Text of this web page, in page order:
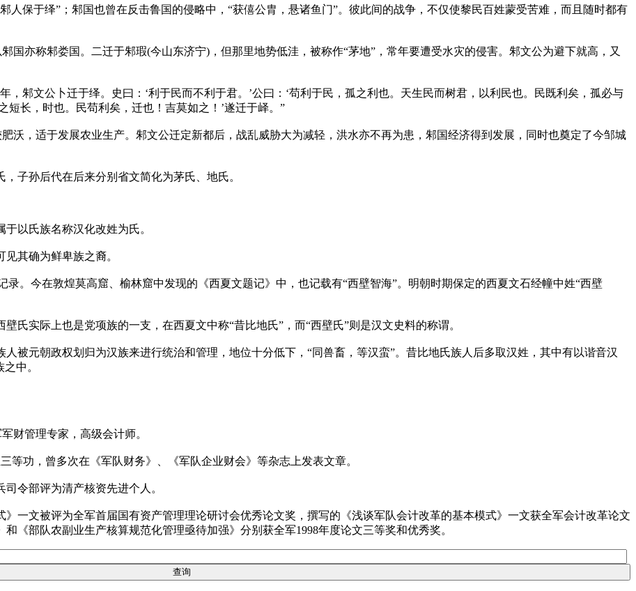
人保于绎”；邾国也曾在反击鲁国的侵略中，“获僖公胄，悬诸鱼门”。彼此间的战争，不仅使黎民百姓蒙受苦难，而且随时都有
国亦称邾娄国。二迁于邾瑕(今山东济宁)，但那里地势低洼，被称作“茅地”，常年要遭受水灾的侵害。邾文公为避下就高，又
，邾文公卜迁于绎。史曰：‘利于民而不利于君。’公曰：‘苟利于民，孤之利也。天生民而树君，以利民也。民既利矣，孤必与
短长，时也。民苟利矣，迁也！吉莫如之！’遂迁于峄。”
沃，适于发展农业生产。邾文公迁定新都后，战乱威胁大为减轻，洪水亦不再为患，邾国经济得到发展，同时也奠定了今邹城
子孙后代在后来分别省文简化为茅氏、地氏。
以氏族名称汉化改姓为氏。
其确为鲜卑族之裔。
录。今在敦煌莫高窟、榆林窟中发现的《西夏文题记》中，也记载有“西壁智海”。明朝时期保定的西夏文石经幢中姓“西壁
氏实际上也是党项族的一支，在西夏文中称“昔比地氏”，而“西壁氏”则是汉文史料的称谓。
被元朝政权划归为汉族来进行统治和管理，地位十分低下，“同兽畜，等汉蛮”。昔比地氏族人后多取汉姓，其中有以谐音汉
中。
财管理专家，高级会计师。
等功，曾多次在《军队财务》、《军队企业财会》等杂志上发表文章。
令部评为清产核资先进个人。
一文被评为全军首届国有资产管理理论研讨会优秀论文奖，撰写的《浅谈军队会计改革的基本模式》一文获全军会计改革论文
《部队农副业生产核算规范化管理亟待加强》分别获全军1998年度论文三等奖和优秀奖。